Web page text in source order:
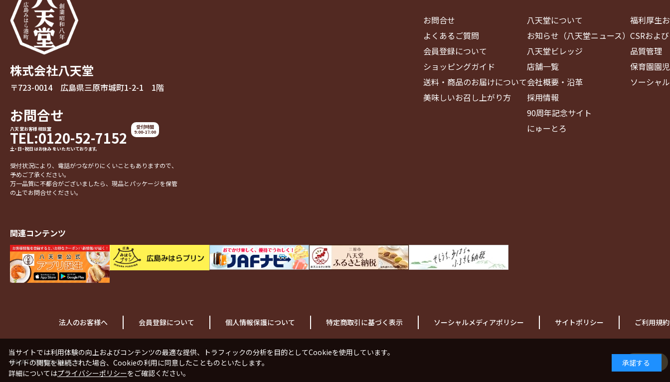
株式会社八天堂
〒723-0014 広島県三原市城町1-2-1 1階
お問合せ
八天堂お客様相談室
TEL:0120-52-7152
土・日・祝日はお休みをいただいております。
受付時間
9:00-17:00
受付状況により、電話がつながりにくいこともありますので、
予めご了承ください。
万一品質に不都合がございましたら、現品とパッケージを保管
の上でお問合せください。
お問合せ
よくあるご質問
会員登録について
ショッピングガイド
送料・商品のお届けについて
美味しいお召し上がり方
八天堂について
お知らせ（八天堂ニュース）
八天堂ビレッジ
店舗一覧
会社概要・沿革
採用情報
90周年記念サイト
にゅーとろ
福利厚生
CSRおよ
品質管理
保育園園
ソーシャ
関連コンテンツ
法人のお客様へ 会員登録について 個人情報保護について 特定商取引に基づく表示 ソーシャルメディアポリシー サイトポリシー ご利用規約
©HATTENDO Co., Ltd. 日本語
当サイトでは利用体験の向上およびコンテンツの最適な提供、トラフィックの分析を目的としてCookieを使用しています。
サイトの閲覧を継続された場合、Cookieの利用に同意したことものといたします。
詳細についてはプライバシーポリシーをご確認ください。
承諾する